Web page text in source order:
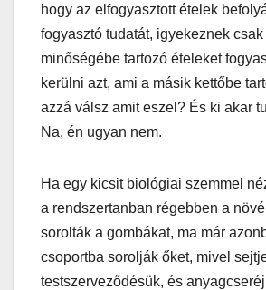
hogy az elfogyasztott ételek
fogyasztó tudatát, igyekeznek
minőségébe tartozó ételeket
kerülni azt, ami a másik kettőbe
azzá válsz amit eszel? És ki akar
Na, én ugyan nem.
Ha egy kicsit biológiai szemmel
a rendszertanban régebben a
sorolták a gombákat, ma már
csoportba sorolják őket, mivel
testszerveződésük, és